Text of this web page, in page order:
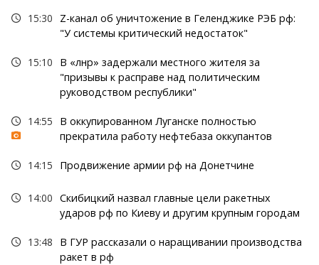
15:30
Z-канал об уничтожение в Геленджике РЭБ рф:
"У системы критический недостаток"
15:10
В «лнр» задержали местного жителя за
"призывы к расправе над политическим
руководством республики"
14:55
В оккупированном Луганске полностью
прекратила работу нефтебаза оккупантов
14:15 Продвижение армии рф на Донетчине
14:00 Скибицкий назвал главные цели ракетных
ударов рф по Киеву и другим крупным городам
13:48
В ГУР рассказали о наращивании производства
ракет в рф